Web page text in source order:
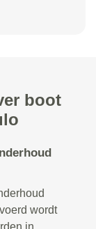
boot
wordt
in